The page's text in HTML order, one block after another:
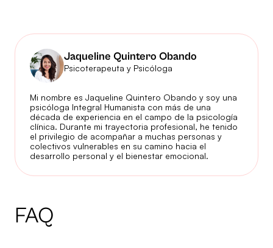
Jaqueline Quintero Obando
Psicoterapeuta y Psicóloga
Mi nombre es Jaqueline Quintero Obando y soy una
psicóloga Integral Humanista con más de una
década de experiencia en el campo de la psicología
clínica. Durante mi trayectoria profesional, he tenido
el privilegio de acompañar a muchas personas y
colectivos vulnerables en su camino hacia el
desarrollo personal y el bienestar emocional.
FAQ